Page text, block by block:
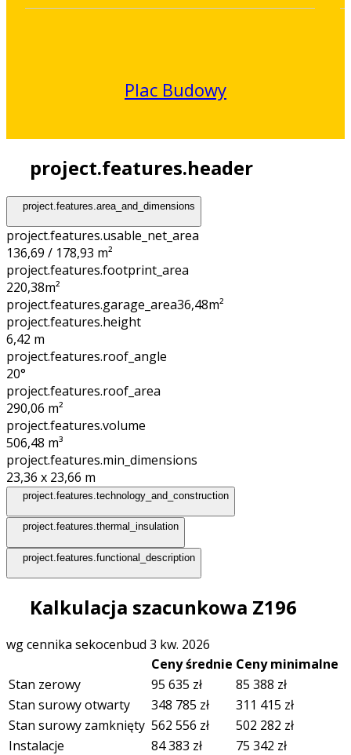
Plac Budowy
project.features.header
project.features.area_and_dimensions
project.features.usable_net_area
136,69 / 178,93 m²
project.features.footprint_area
220,38m²
project.features.garage_area36,48m²
project.features.height
6,42 m
project.features.roof_angle
20°
project.features.roof_area
290,06 m²
project.features.volume
506,48 m³
project.features.min_dimensions
23,36 x 23,66 m
project.features.technology_and_construction
project.features.thermal_insulation
project.features.functional_description
Kalkulacja szacunkowa Z196
wg cennika sekocenbud 3 kw. 2026
Ceny średnie Ceny minimalne
Stan zerowy
95 635 zł 85 388 zł
Stan surowy otwarty
348 785 zł 311 415 zł
Stan surowy zamknięty 562 556 zł 502 282 zł
Instalacje
84 383 zł 75 342 zł